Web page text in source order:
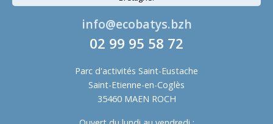
info@ecobatys.bzh
02 99 95 58 72
Parc d'activités Saint-Eustache
Saint-Etienne-en-Coglès
35460 MAEN ROCH